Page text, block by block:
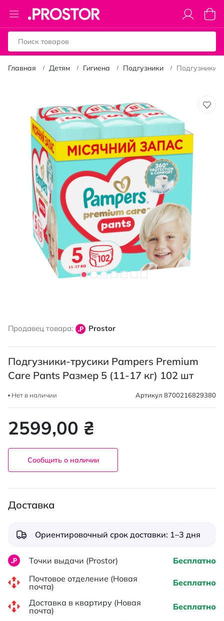
Toggle
Nav
Моя
Главная Детям Гигиена Подгузники Подгузники-
перейти
галереям
изображений
началу
изображений
Продавец товара: Prostor
Подгузники-трусики Pampers Premium
Care Pants Размер 5 (11-17 кг) 102 шт
Нет в наличии Артикул 8700216829380
2599,00 ₴
Сообщить о наличии
Доставка
Ориентировочный срок доставки: 1–3 дня
Точки выдачи (Prostor)
Бесплатно
Почтовое отделение (Новая
почта)
Бесплатно
Доставка в квартиру (Новая
почта)
Бесплатно